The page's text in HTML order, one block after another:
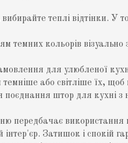
теплі відтінки.
кольорів візуально
для улюбленої
або світліше їх, щоб
штор для кухні з
передбачає використання
Затишок і спокій